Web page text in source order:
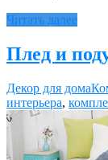
Читать далее
Плед и
Декор для дома
интерьера,